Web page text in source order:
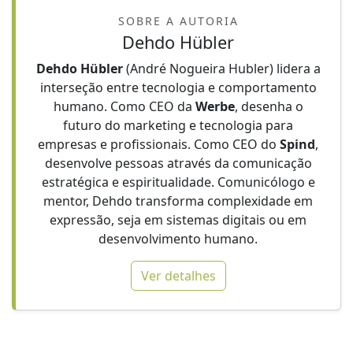
SOBRE A AUTORIA
Dehdo Hübler
Dehdo Hübler(André Nogueira Hubler) lidera a
interseção entre tecnologia e comportamento
humano. Como CEO da Werbe, desenha o
futuro do marketing e tecnologia para
empresas e profissionais. Como CEO do Spind,
desenvolve pessoas através da comunicação
estratégica e espiritualidade. Comunicólogo e
mentor, Dehdo transforma complexidade em
expressão, seja em sistemas digitais ou em
desenvolvimento humano.
Ver detalhes